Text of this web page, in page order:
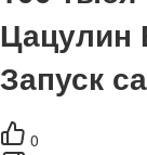
Цацулин
Запуск
0